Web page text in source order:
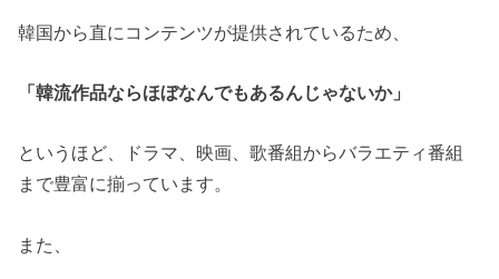
韓国から直にコンテンツが提供されているため、
「韓流作品ならほぼなんでもあるんじゃないか」
というほど、ドラマ、映画、歌番組からバラエティ番組
まで豊富に揃っています。
また、